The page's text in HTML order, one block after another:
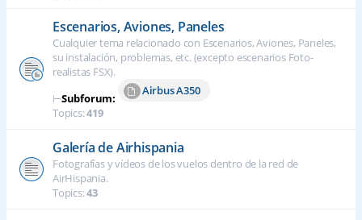
Escenarios, Aviones, Paneles
Cualquier tema relacionado con Escenarios, Aviones, Paneles,
su instalación, problemas, etc. (excepto escenarios Foto-
realistas FSX).
⊢Subforum:
Airbus A350
Topics:419
Galería de Airhispania
Fotografías y vídeos de los vuelos dentro de la red de
AirHispania.
Topics:43